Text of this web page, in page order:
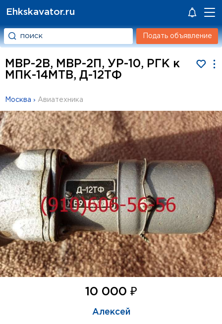
Ehkskavator.ru
Подать объявление
МВР-2В, МВР-2П, УР-10, РГК к
МПК-14МТВ, Д-12ТФ
Москва › Авиатехника
10 000 ₽
Алексей